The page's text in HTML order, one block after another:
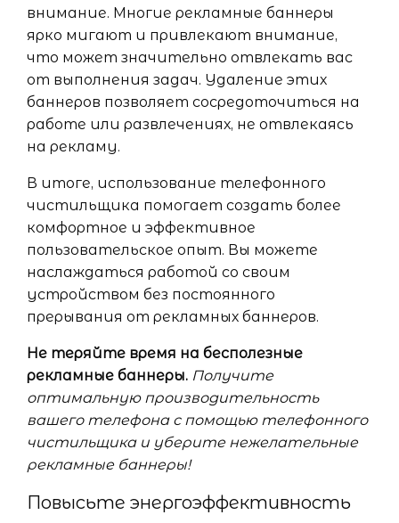
внимание. Многие рекламные баннеры
ярко мигают и привлекают внимание,
что может значительно отвлекать вас
от выполнения задач. Удаление этих
баннеров позволяет сосредоточиться на
работе или развлечениях, не отвлекаясь
на рекламу.
В итоге, использование телефонного
чистильщика помогает создать более
комфортное и эффективное
пользовательское опыт. Вы можете
наслаждаться работой со своим
устройством без постоянного
прерывания от рекламных баннеров.
Не теряйте время на бесполезные
рекламные баннеры. Получите
оптимальную производительность
вашего телефона с помощью телефонного
чистильщика и уберите нежелательные
рекламные баннеры!
Повысьте энергоэффективность